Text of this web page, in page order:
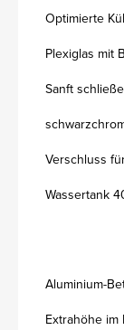
Optimierte
Plexiglas mit
Sanft
Verschluss
Wassertank
Aluminium-
Extrahöhe im